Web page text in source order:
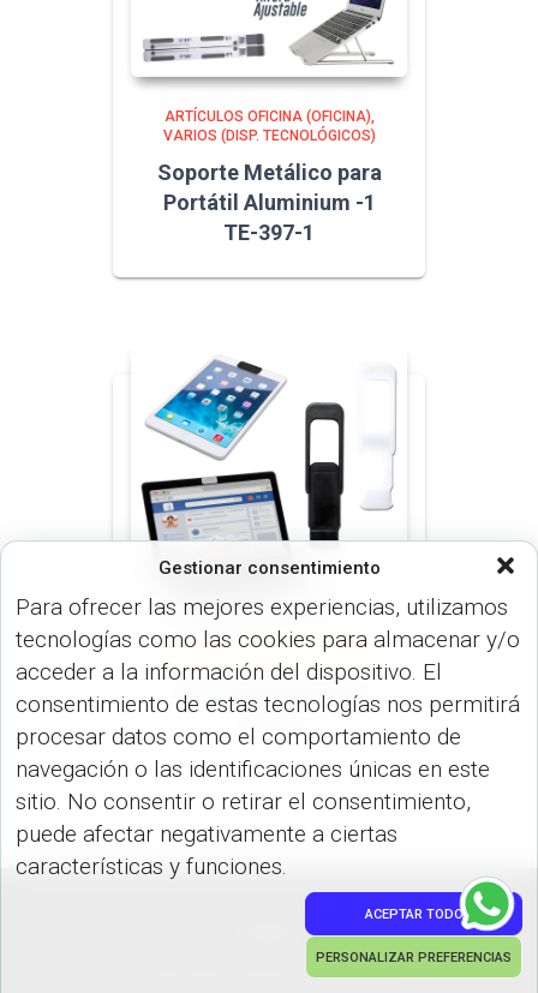
Gestionar consentimiento
Para ofrecer las mejores experiencias, utilizamos
tecnologías como las cookies para almacenar y/o
acceder a la información del dispositivo. El
consentimiento de estas tecnologías nos permitirá
procesar datos como el comportamiento de
navegación o las identificaciones únicas en este
sitio. No consentir o retirar el consentimiento,
puede afectar negativamente a ciertas
características y funciones.
ACEPTAR TODO
PERSONALIZAR PREFERENCIAS
ARTÍCULOS OFICINA (OFICINA)
VARIOS (DISP. TECNOLÓGICOS)
Soporte Metálico para
Portátil Aluminium -1
TE-397-1
VARIOS (DISP. TECNOLÓGICOS)
Lacol Cubre Camara